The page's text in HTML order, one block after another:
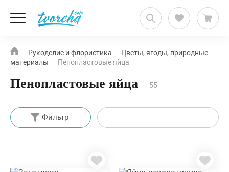
Рукоделие и флористика
Цветы, ягоды, природные
материалы
Пенопластовые яйца
Пенопластовые яйца 55
Фильтр